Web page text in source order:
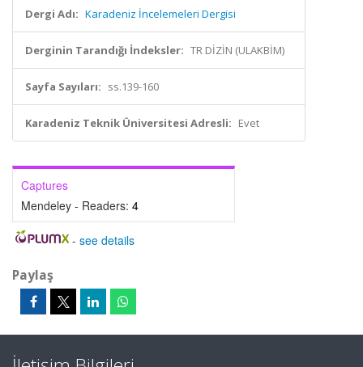
Dergi Adı: Karadeniz İncelemeleri Dergisi
Derginin Tarandığı İndeksler: TR DİZİN (ULAKBİM)
Sayfa Sayıları: ss.139-160
Karadeniz Teknik Üniversitesi Adresli: Evet
Captures
Mendeley - Readers: 4
- see details
Paylaş